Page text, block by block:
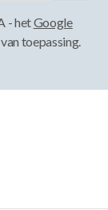
- hetGoogle
toepassing.